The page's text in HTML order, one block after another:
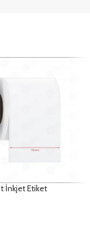
İnkjet Etiket